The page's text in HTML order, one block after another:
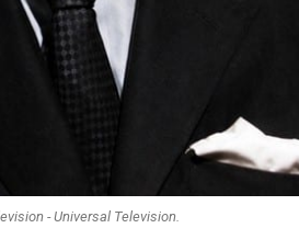
- Universal Television.